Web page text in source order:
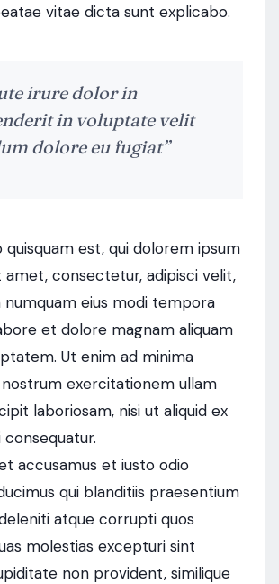
vitae dicta sunt explicabo.
irure dolor in
in voluptate velit
dolore eu fugiat”
quisquam est, qui dolorem ipsum
amet, consectetur, adipisci velit,
numquam eius modi tempora
et dolore magnam aliquam
Ut enim ad minima
nostrum exercitationem ullam
laboriosam, nisi ut aliquid ex
accusamus et iusto odio
qui blanditiis praesentium
atque corrupti quos
molestias excepturi sint
non provident, similique